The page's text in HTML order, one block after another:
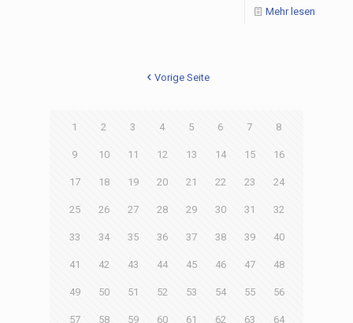
Mehr lesen
Vorige Seite
1 2 3 4 5 6 7 8
9 10 11 12 13 14 15 16
17 18 19 20 21 22 23 24
25 26 27 28 29 30 31 32
33 34 35 36 37 38 39 40
41 42 43 44 45 46 47 48
49 50 51 52 53 54 55 56
57 58 59 60 61 62 63 64